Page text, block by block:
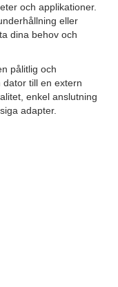
och applikationer.
eller
dina behov och
pålitlig och
till en extern
enkel anslutning
adapter.